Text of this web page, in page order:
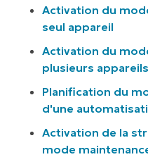
Activation du
seul appareil
Activation du
plusieurs appareils
Planification du
d'une
Activation de la
mode